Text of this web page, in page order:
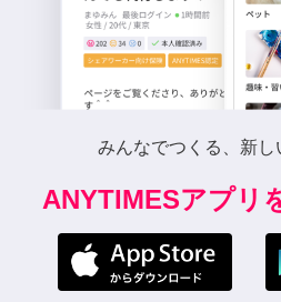
みんなでつくる、新し
ANYTIMESアプリ